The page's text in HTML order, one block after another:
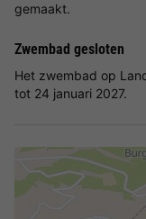
gemaakt.
Zwembad gesloten
Het zwembad op
tot 24 januari 2027.